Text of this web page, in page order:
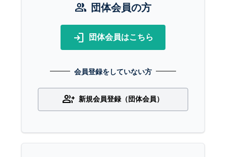
group 団体会員の方
login 団体会員はこちら
会員登録をしていない方
group_add 新規会員登録（団体会員）